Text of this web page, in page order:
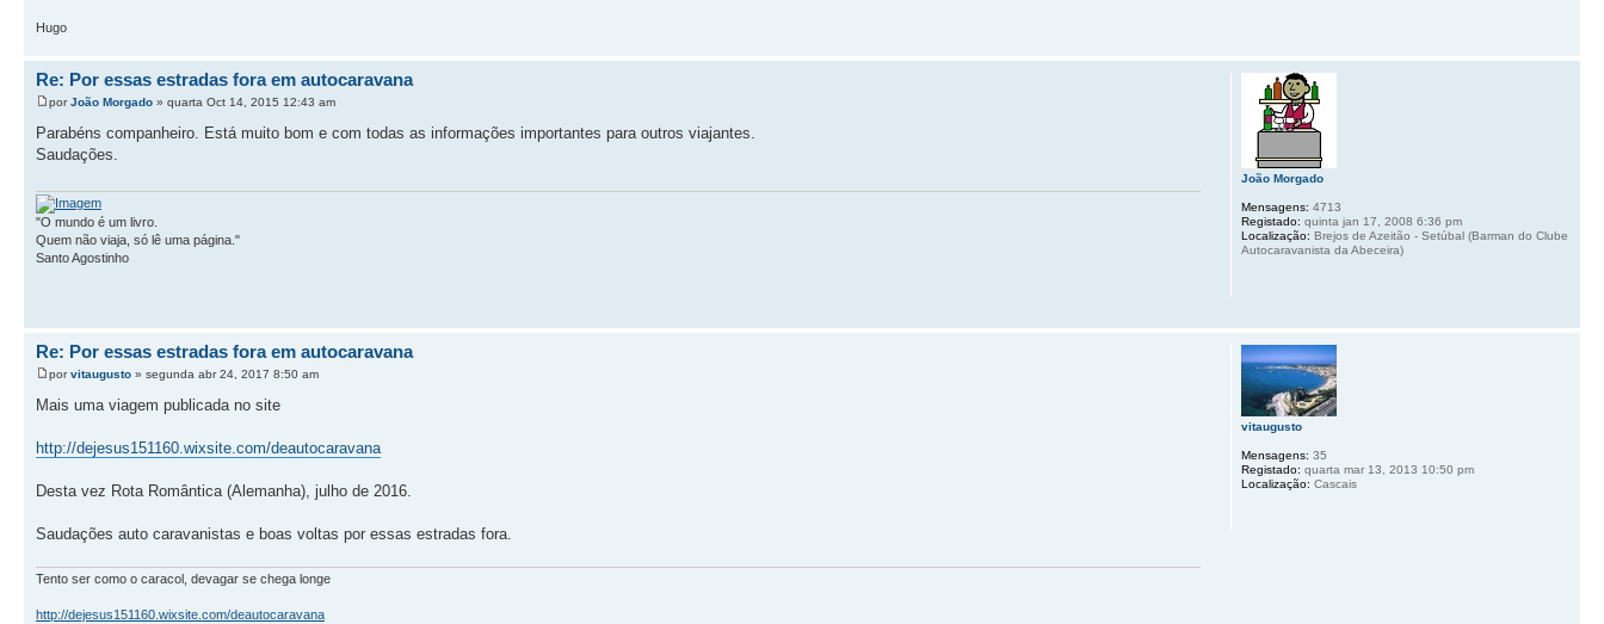
Hugo
Re: Por essas estradas fora em autocaravana
porJoão Morgado » quarta Oct 14, 2015 12:43 am
Parabéns companheiro. Está muito bom e com todas as informações importantes para outros viajantes.
Saudações.
"O mundo é um livro.
Quem não viaja, só lê uma página."
Santo Agostinho
João Morgado
Mensagens: 4713
Registado: quinta jan 17, 2008 6:36 pm
Localização: Brejos de Azeitão - Setúbal (Barman do Clube
Autocaravanista da Abeceira)
Re: Por essas estradas fora em autocaravana
porvitaugusto » segunda abr 24, 2017 8:50 am
Mais uma viagem publicada no site
http://dejesus151160.wixsite.com/deautocaravana
Desta vez Rota Romântica (Alemanha), julho de 2016.
Saudações auto caravanistas e boas voltas por essas estradas fora.
Tento ser como o caracol, devagar se chega longe
http://dejesus151160.wixsite.com/deautocaravana
vitaugusto
Mensagens: 35
Registado: quarta mar 13, 2013 10:50 pm
Localização: Cascais